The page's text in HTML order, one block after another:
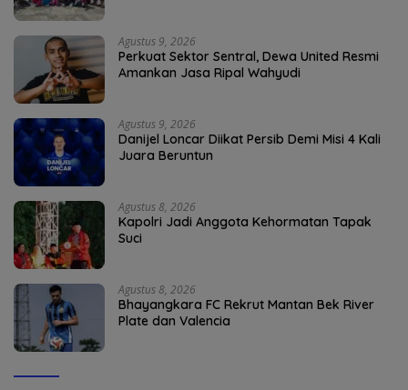
Agustus 9, 2026
Perkuat Sektor Sentral, Dewa United Resmi
Amankan Jasa Ripal Wahyudi
Agustus 9, 2026
Danijel Loncar Diikat Persib Demi Misi 4 Kali
Juara Beruntun
Agustus 8, 2026
Kapolri Jadi Anggota Kehormatan Tapak
Suci
Agustus 8, 2026
Bhayangkara FC Rekrut Mantan Bek River
Plate dan Valencia